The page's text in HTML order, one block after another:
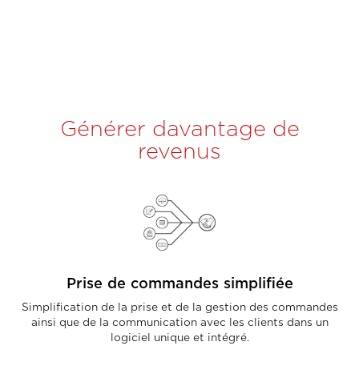
Générer davantage de
revenus
Prise de commandes simplifiée
Simplification de la prise et de la gestion des commandes
ainsi que de la communication avec les clients dans un
logiciel unique et intégré.